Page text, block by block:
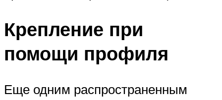
Крепление при
помощи профиля
Еще одним распространенным